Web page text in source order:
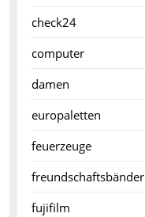
check24
computer
damen
europaletten
feuerzeuge
freundschaftsbänder
fujifilm